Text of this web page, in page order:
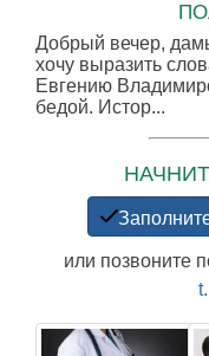
Добрый вечер,
хочу выразить
Евгению
бедой. Истор...
или позвоните